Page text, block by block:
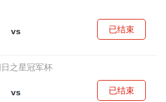
vs
发
已结束
日之星冠军杯
纳姆热刺U17
vs
已结束